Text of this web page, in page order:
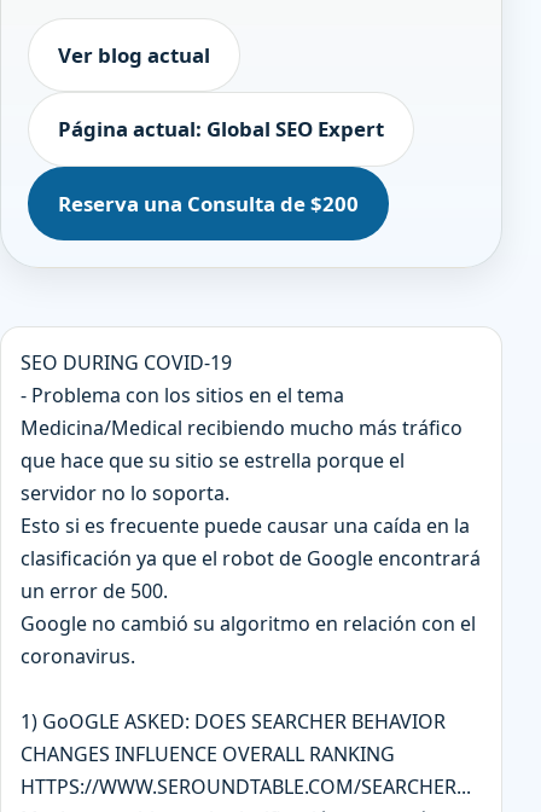
Ver blog actual
Página actual: Global SEO Expert
Reserva una Consulta de $200
SEO DURING COVID-19
- Problema con los sitios en el tema
Medicina/Medical recibiendo mucho más tráfico
que hace que su sitio se estrella porque el
servidor no lo soporta.
Esto si es frecuente puede causar una caída en la
clasificación ya que el robot de Google encontrará
un error de 500.
Google no cambió su algoritmo en relación con el
coronavirus.
1) GoOGLE ASKED: DOES SEARCHER BEHAVIOR
CHANGES INFLUENCE OVERALL RANKING
HTTPS://WWW.SEROUNDTABLE.COM/SEARCHER...